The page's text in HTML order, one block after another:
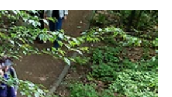
장인, 학생도 OK!: 평일 야간, 주말(토요일)에도
영 시간이 확대되었습니다. (사전 예약 필수!)*
담부터 주거지 탐색, 집 보기 동행, 주거지원 정
을 꼼꼼하게 지원받을 수 있습니다. 어떤 도움을